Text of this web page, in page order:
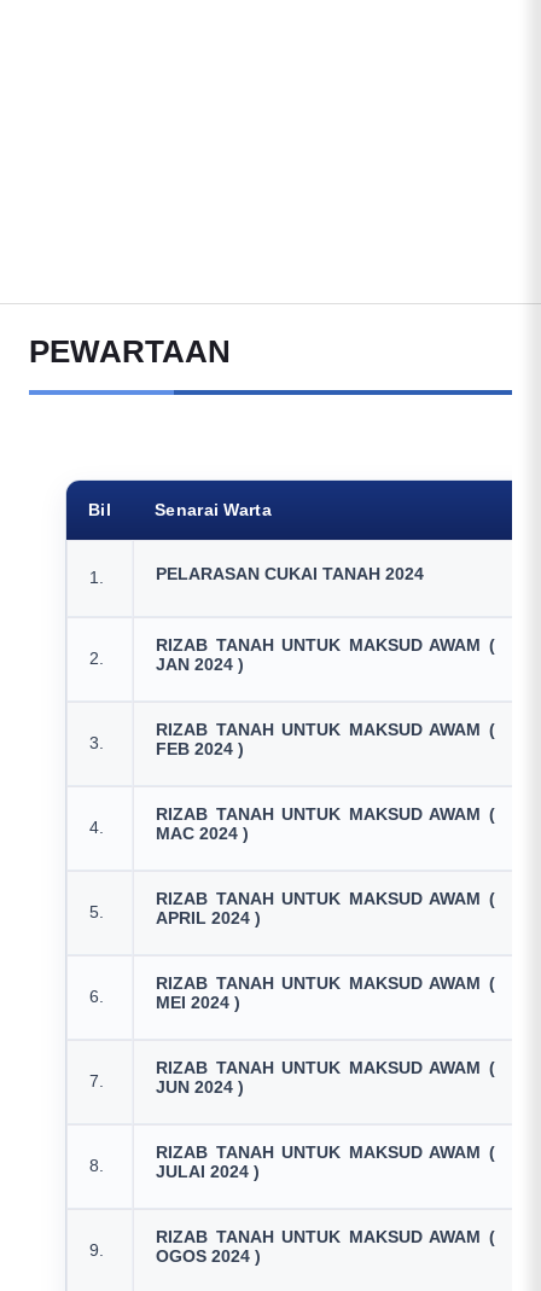
PEWARTAAN
Bil Senarai Warta
1. PELARASAN CUKAI TANAH 2024
2.
RIZAB TANAH UNTUK MAKSUD AWAM (
JAN 2024 )
3.
RIZAB TANAH UNTUK MAKSUD AWAM (
FEB 2024 )
4.
RIZAB TANAH UNTUK MAKSUD AWAM (
MAC 2024 )
5.
RIZAB TANAH UNTUK MAKSUD AWAM (
APRIL 2024 )
6.
RIZAB TANAH UNTUK MAKSUD AWAM (
MEI 2024 )
7.
RIZAB TANAH UNTUK MAKSUD AWAM (
JUN 2024 )
8.
RIZAB TANAH UNTUK MAKSUD AWAM (
JULAI 2024 )
9.
RIZAB TANAH UNTUK MAKSUD AWAM (
OGOS 2024 )